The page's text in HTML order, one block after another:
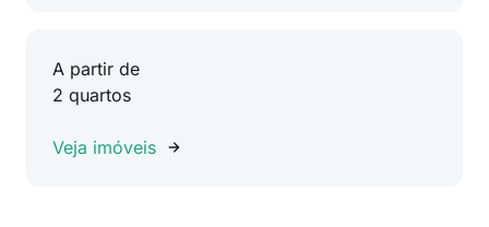
A partir de
2 quartos
Veja imóveis